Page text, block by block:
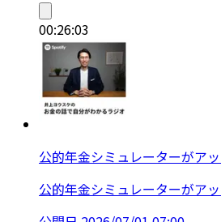
00:26:03
公的年金シミュレーターがア
公的年金シミュレーターがア